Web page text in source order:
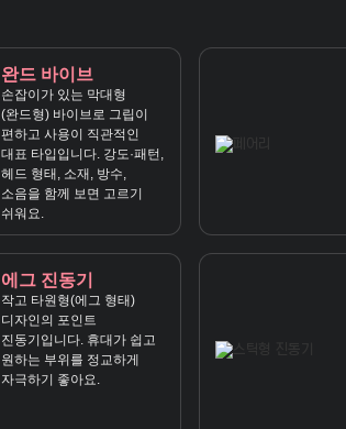
완드 바이브
손잡이가 있는 막대형
(완드형) 바이브로 그립이
편하고 사용이 직관적인
대표 타입입니다. 강도·패턴,
헤드 형태, 소재, 방수,
소음을 함께 보면 고르기
쉬워요.
에그 진동기
작고 타원형(에그 형태)
디자인의 포인트
진동기입니다. 휴대가 쉽고
원하는 부위를 정교하게
자극하기 좋아요.